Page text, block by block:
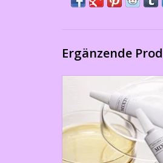
Ergänzende
Befreit Ihre Nase vom
Pflegt die empfindliche
Haut
ZUM WARENKORB